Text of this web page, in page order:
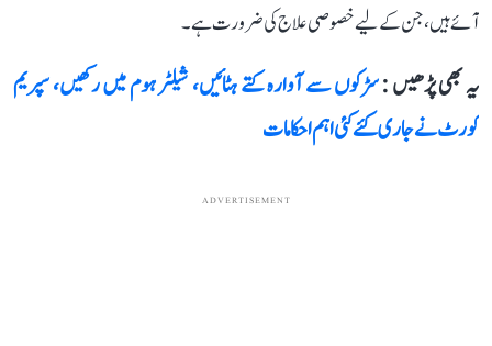
آئے ہیں، جن کے لیے خصوصی علاج کی ضرورت ہے۔
یہ بھی پڑھیں :سڑکوں سے آوارہ کتے ہٹائیں، شیلٹر ہوم میں رکھیں، سپریم
کورٹ نے جاری کئے کئی اہم احکامات
ADVERTISEMENT